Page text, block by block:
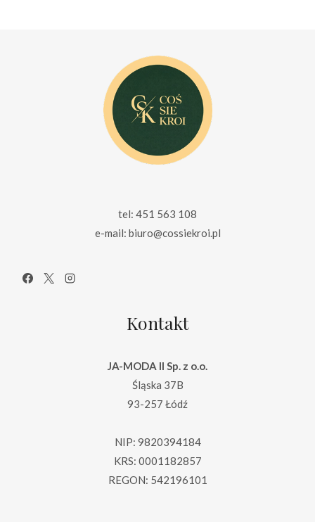
tel: 451 563 108
e-mail: biuro@cossiekroi.pl
Kontakt
JA-MODA II Sp. z o.o.
Śląska 37B
93-257 Łódź
NIP: 9820394184
KRS: 0001182857
REGON: 542196101